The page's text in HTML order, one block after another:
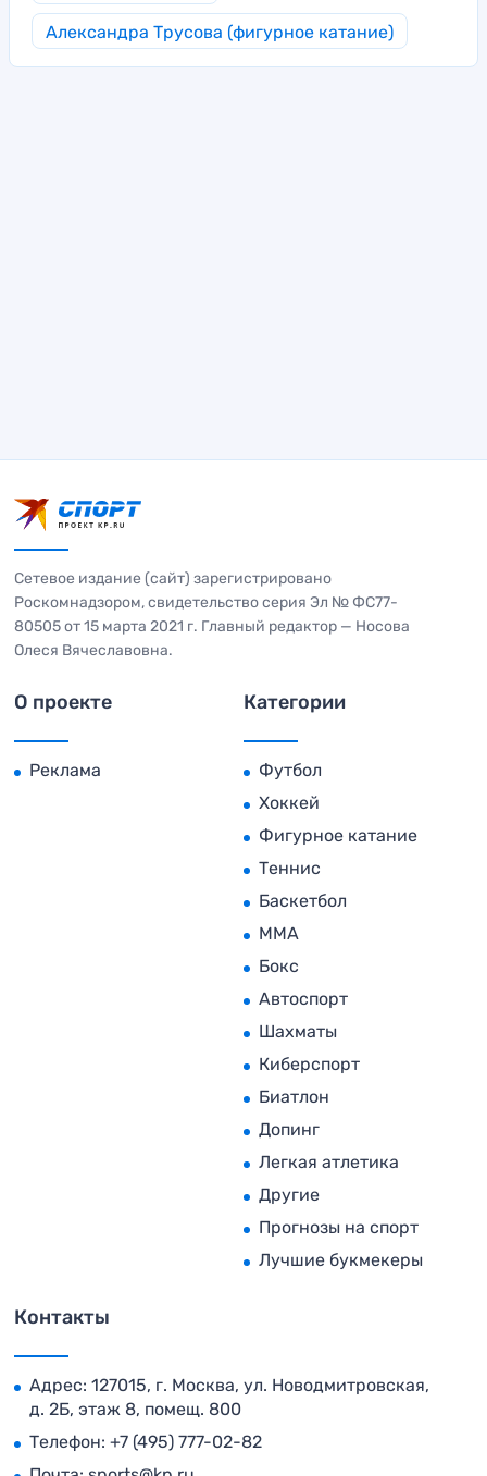
Александра Трусова (фигурное катание)
Сетевое издание (сайт) зарегистрировано
Роскомнадзором, свидетельство серия Эл № ФС77-
80505 от 15 марта 2021 г. Главный редактор — Носова
Олеся Вячеславовна.
О проекте
Реклама
Категории
Футбол
Хоккей
Фигурное катание
Теннис
Баскетбол
MMA
Бокс
Автоспорт
Шахматы
Киберспорт
Биатлон
Допинг
Легкая атлетика
Другие
Прогнозы на спорт
Лучшие букмекеры
Контакты
Адрес: 127015, г. Москва, ул. Новодмитровская,
д. 2Б, этаж 8, помещ. 800
Телефон: +7 (495) 777-02-82